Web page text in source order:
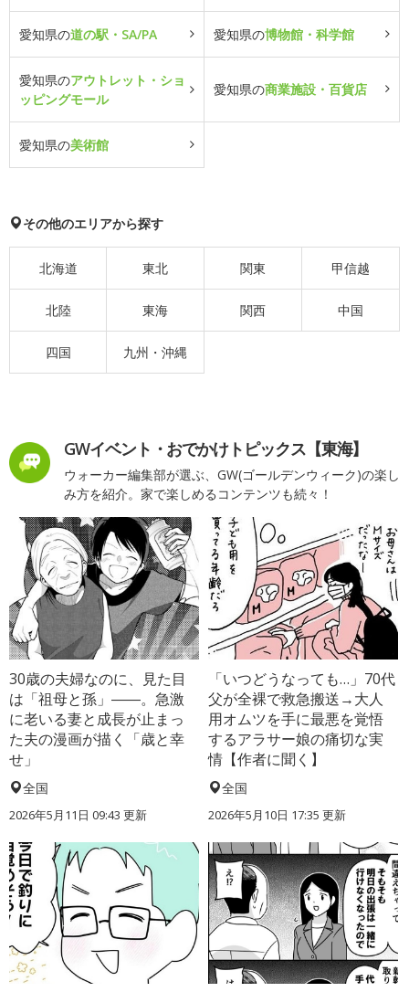
愛知県の道の駅・SA/PA 愛知県の博物館・科学館
愛知県のアウトレット・ショ
ッピングモール
愛知県の商業施設・百貨店
愛知県の美術館
その他のエリアから探す
北海道 東北 関東 甲信越
北陸 東海 関西 中国
四国 九州・沖縄
GWイベント・おでかけトピックス【東海】
ウォーカー編集部が選ぶ、GW(ゴールデンウィーク)の楽し
み方を紹介。家で楽しめるコンテンツも続々！
30歳の夫婦なのに、見た目
は「祖母と孫」――。急激
に老いる妻と成長が止まっ
た夫の漫画が描く「歳と幸
せ」
全国
2026年5月11日 09:43 更新
「いつどうなっても…」70代
父が全裸で救急搬送→大人
用オムツを手に最悪を覚悟
するアラサー娘の痛切な実
情【作者に聞く】
全国
2026年5月10日 17:35 更新